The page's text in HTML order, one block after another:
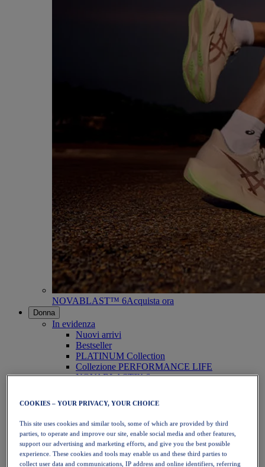
NOVABLAST™ 6Acquista ora
Donna
In evidenza
Nuovi arrivi
Bestseller
PLATINUM Collection
Collezione PERFORMANCE LIFE
NOVABLAST™ 6
Running
Trail running
Tennis
Pallavolo
Pallamano
Padel
Netball
COOKIES – YOUR PRIVACY, YOUR CHOICE
This site uses cookies and similar tools, some of which are provided by third
parties, to operate and improve our site, enable social media and other features,
support our advertising and marketing efforts, and give you the best possible
experience. These cookies and tools may enable us and these third parties to
collect user data and communications, IP address and online identifiers, referring